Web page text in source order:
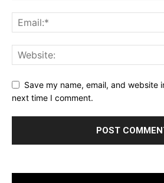
Save my name, email, and website
next time I comment.